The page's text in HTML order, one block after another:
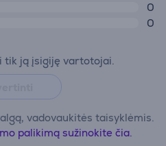
0
0
tik ją įsigiję vartotojai.
vadovaukitės taisyklėmis.
palikimą sužinokite čia.